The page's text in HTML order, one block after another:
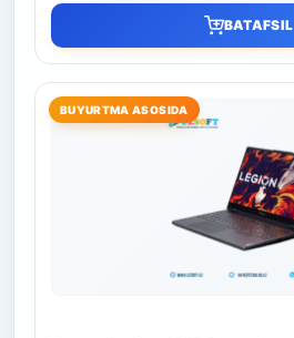
BATAFSIL
BUYURTMA ASOSIDA